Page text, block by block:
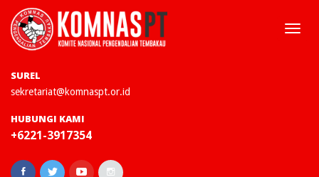
SUREL
sekretariat@komnaspt.or.id
HUBUNGI KAMI
+6221-3917354